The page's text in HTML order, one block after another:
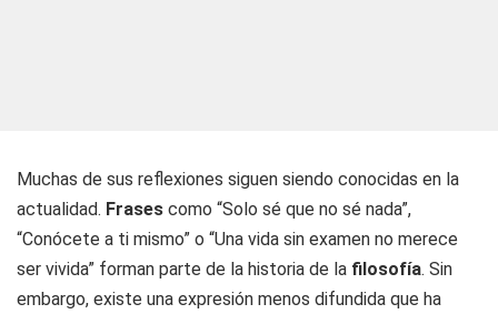
Muchas de sus reflexiones siguen siendo conocidas en la
actualidad. Frases como “Solo sé que no sé nada”,
“Conócete a ti mismo” o “Una vida sin examen no merece
ser vivida” forman parte de la historia de la filosofía. Sin
embargo, existe una expresión menos difundida que ha